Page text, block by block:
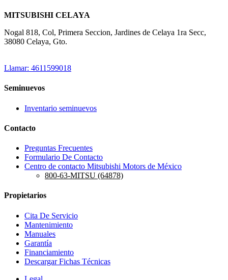
MITSUBISHI CELAYA
Nogal 818, Col, Primera Seccion, Jardines de Celaya 1ra Secc,
38080 Celaya, Gto.
Llamar: 4611599018
Seminuevos
Inventario seminuevos
Contacto
Preguntas Frecuentes
Formulario De Contacto
Centro de contacto Mitsubishi Motors de México
800-63-MITSU (64878)
Propietarios
Cita De Servicio
Mantenimiento
Manuales
Garantía
Financiamiento
Descargar Fichas Técnicas